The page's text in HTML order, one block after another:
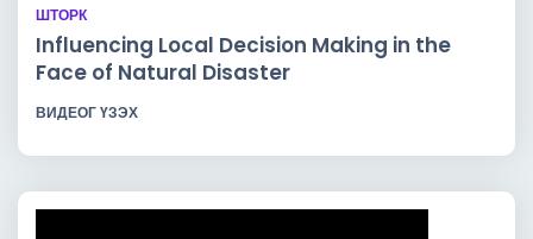
ШТОРК
Influencing Local Decision Making in the
Face of Natural Disaster
ВИДЕОГ ҮЗЭХ